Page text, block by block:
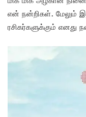
என் நன்றிகள். மேலும்
ரசிகர்களுக்கும் எனது